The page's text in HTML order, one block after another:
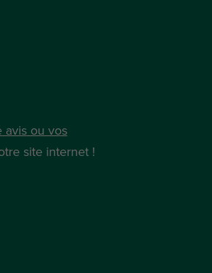
avis ou vos
site internet !